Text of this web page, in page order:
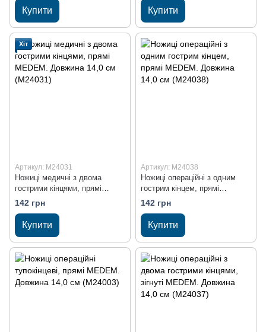
Купити Купити
Хіт
Артикул: M24031
Ножиці медичні з двома
гострими кінцями, прямі
MEDEM. Довжина 14,0 см
(M24031)
142 грн
Купити
Артикул: M24038
Ножиці операційні з одним
гострим кінцем, прямі
MEDEM. Довжина 14,0 см
(M24038)
142 грн
Купити